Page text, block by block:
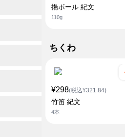
揚ボール 紀文
110g
ちくわ
¥298(税込¥321.84)
竹笛 紀文
4本